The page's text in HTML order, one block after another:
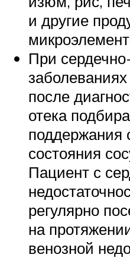
и другие
При
после
отека
поддержания
состояния
Пациент с
регулярно
на
венозной